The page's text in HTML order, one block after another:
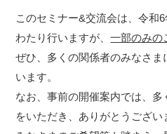
このセミナー&交流会は、令和
わたり行いますが、一部のみの
ぜひ、多くの関係者のみなさ
います。
なお、事前の開催案内では、
をいただき、ありがとうござい